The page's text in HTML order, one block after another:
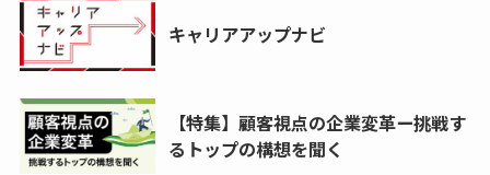
キャリアアップナビ
【特集】顧客視点の企業変革ー挑戦す
るトップの構想を聞く